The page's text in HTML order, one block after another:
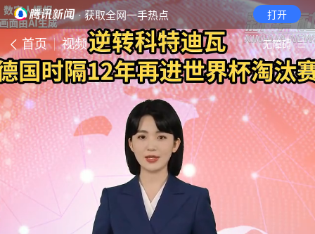
· 获取全网一手热点 打开
首页 视频 无障碍